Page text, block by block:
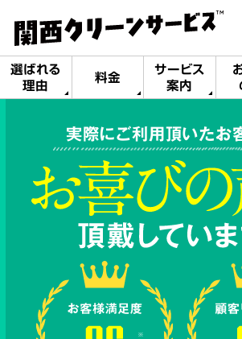
選ばれる
理由
料金
サービス
案内
実際にご利用頂いたお